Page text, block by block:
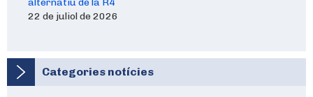
alternatiu de la R4
22 de juliol de 2026
Categories notícies